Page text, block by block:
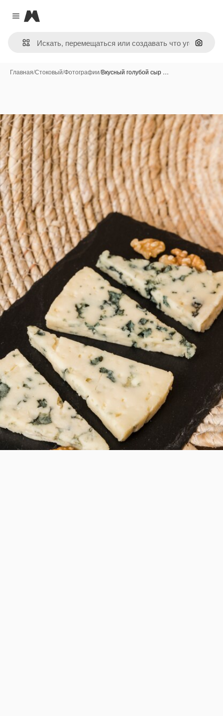
Close menu
Magnific
Поиск
Главная/Стоковый/Фотографии/Вкусный голубой сыр …